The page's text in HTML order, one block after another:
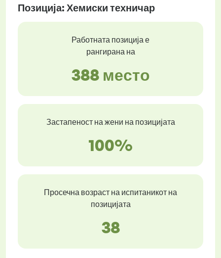
Позиција: Хемиски техничар
Работната позиција е
рангирана на
388 место
Застапеност на жени на позицијата
100%
Просечна возраст на испитаникот на
позицијата
38